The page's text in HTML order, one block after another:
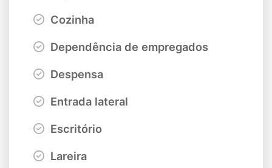
Cozinha
Dependência de empregados
Despensa
Entrada lateral
Escritório
Lareira